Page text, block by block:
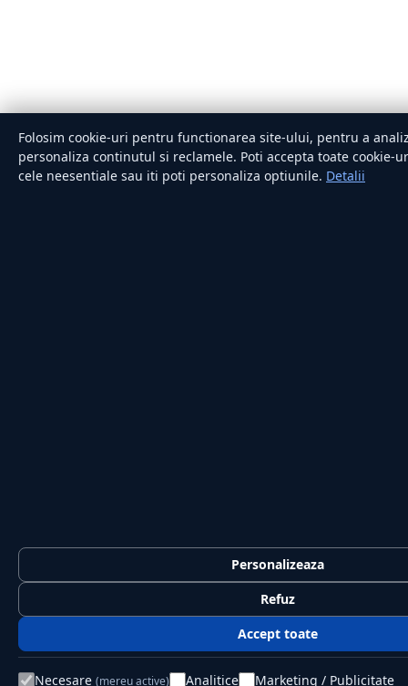
Folosim cookie-uri pentru functionarea site-ului, pentru a
personaliza continutul si reclamele. Poti accepta toate cookie-
cele neesentiale sau iti poti personaliza optiunile. Detalii
Personalizeaza
Refuz
Accept toate
Necesare (mereu active) Analitice Marketing / Publicitate